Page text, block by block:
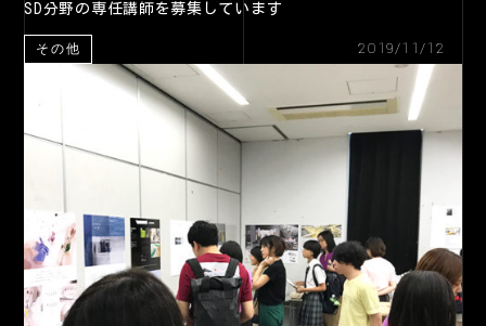
SD分野の専任講師を募集しています
その他 2019/11/12